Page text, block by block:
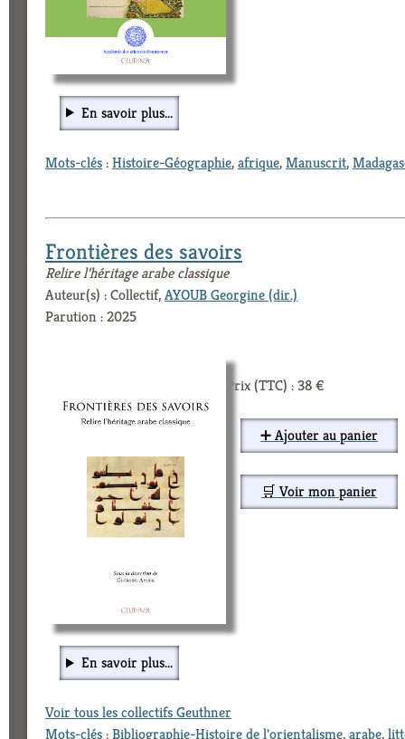
En savoir plus...
Mots-clés:Histoire-Géographie,afrique,Manuscrit,
Frontières des savoirs
Relire l’héritage arabe classique
Auteur(s) : Collectif,AYOUB Georgine (dir.)
Parution : 2025
Prix (TTC) : 38 €
➕ Ajouter au panier
🛒 Voir mon panier
En savoir plus...
Voir tous les collectifs Geuthner
Mots-clés:Bibliographie-Histoire de l'orientalisme,arabe,